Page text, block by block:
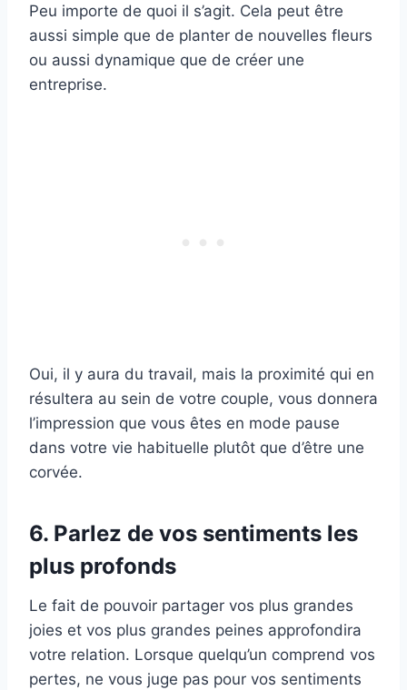
Peu importe de quoi il s’agit. Cela peut être
aussi simple que de planter de nouvelles fleurs
ou aussi dynamique que de créer une
entreprise.
Oui, il y aura du travail, mais la proximité qui en
résultera au sein de votre couple, vous donnera
l’impression que vous êtes en mode pause
dans votre vie habituelle plutôt que d’être une
corvée.
6. Parlez de vos sentiments les
plus profonds
Le fait de pouvoir partager vos plus grandes
joies et vos plus grandes peines approfondira
votre relation. Lorsque quelqu’un comprend vos
pertes, ne vous juge pas pour vos sentiments